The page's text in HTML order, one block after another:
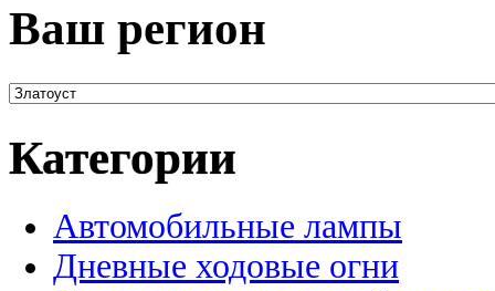
Ваш регион
Категории
Автомобильные лампы
Дневные ходовые огни